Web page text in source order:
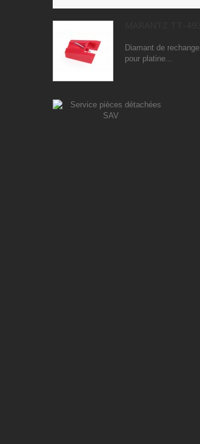
Diamant de rechange
pour platine...